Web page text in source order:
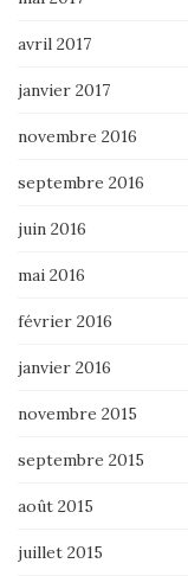
avril 2017
janvier 2017
novembre 2016
septembre 2016
juin 2016
mai 2016
février 2016
janvier 2016
novembre 2015
septembre 2015
août 2015
juillet 2015